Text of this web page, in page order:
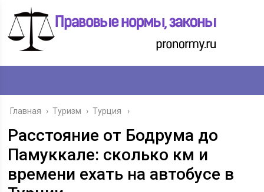
Главная › Туризм › Турция
Расстояние от Бодрума до
Памуккале: сколько км и
времени ехать на автобусе в